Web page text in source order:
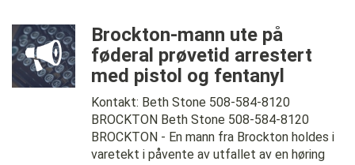
Brockton-mann ute på
føderal prøvetid arrestert
med pistol og fentanyl
Kontakt: Beth Stone 508-584-8120
BROCKTON Beth Stone 508-584-8120
BROCKTON - En mann fra Brockton holdes i
varetekt i påvente av utfallet av en høring